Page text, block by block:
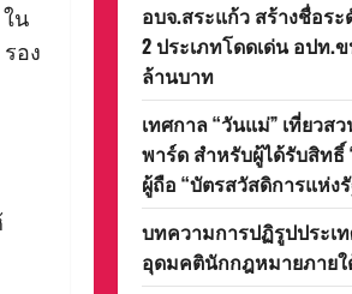
น
อง
อบจ.สระแก้ว สร้างชื่อร
2 ประเภทโดดเด่น อปท.
ล้านบาท
เทศกาล “วันแม่” เที่ยวส
พาร์ด สำหรับผู้ได้รับสิทธิ์
ผู้ถือ “บัตรสวัสดิการแห่งรั
บทความการปฏิรูปประเท
อุดมคตินักกฎหมายภาย